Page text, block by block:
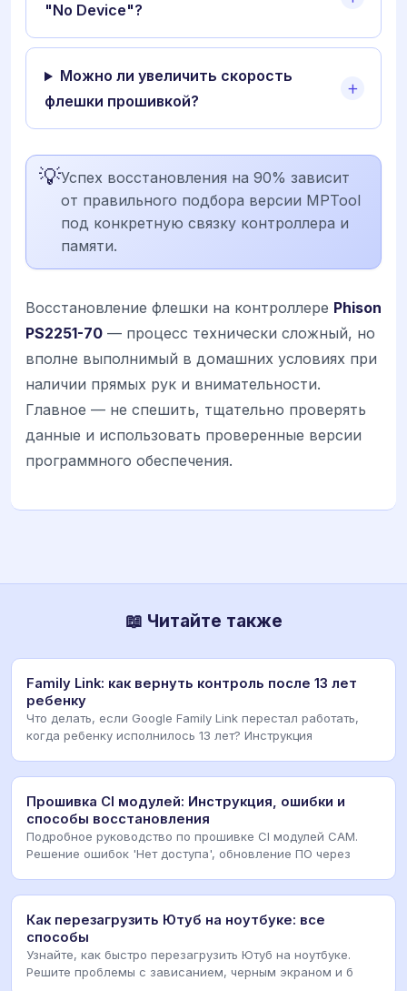
"No Device"?
Можно ли увеличить скорость
флешки прошивкой?
💡Успех восстановления на 90% зависит
от правильного подбора версии MPTool
под конкретную связку контроллера и
памяти.
Восстановление флешки на контроллере Phison
PS2251-70 — процесс технически сложный, но
вполне выполнимый в домашних условиях при
наличии прямых рук и внимательности.
Главное — не спешить, тщательно проверять
данные и использовать проверенные версии
программного обеспечения.
📖 Читайте также
Family Link: как вернуть контроль после 13 лет
ребенку
Что делать, если Google Family Link перестал работать,
когда ребенку исполнилось 13 лет? Инструкция
Прошивка CI модулей: Инструкция, ошибки и
способы восстановления
Подробное руководство по прошивке CI модулей CAM.
Решение ошибок 'Нет доступа', обновление ПО через
Как перезагрузить Ютуб на ноутбуке: все
способы
Узнайте, как быстро перезагрузить Ютуб на ноутбуке.
Решите проблемы с зависанием, черным экраном и б